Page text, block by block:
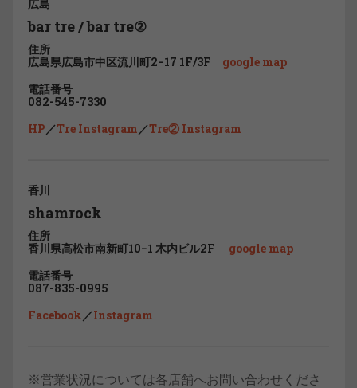
広島
bar tre / bar tre②
住所
広島県広島市中区流川町2−17 1F/3F google map
電話番号
082-545-7330
HP／Tre Instagram／Tre② Instagram
香川
shamrock
住所
香川県高松市南新町10−1 木内ビル2F google map
電話番号
087-835-0995
Facebook／Instagram
※営業状況については各店舗へお問い合わせくださ